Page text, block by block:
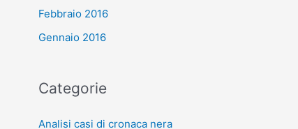
Febbraio 2016
Gennaio 2016
Categorie
Analisi casi di cronaca nera